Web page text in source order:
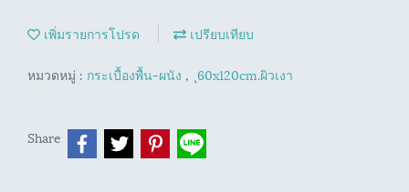
เพิ่มรายการโปรด เปรียบเทียบ
หมวดหมู่ : กระเบื้องพื้น-ผนัง , ุ60x120cm.ผิวเงา
Share